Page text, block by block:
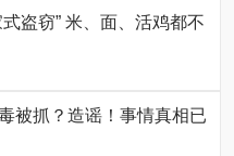
盗窃” 米、面、活鸡都不
被抓？造谣！事情真相已